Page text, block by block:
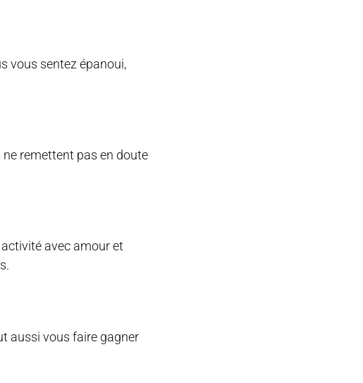
vous sentez épanoui,
remettent pas en doute
avec amour et
aussi vous faire gagner